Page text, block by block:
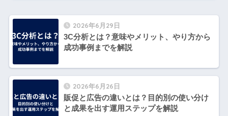
2026年6月29日
3C分析とは？意味やメリット、やり方から
成功事例までを解説
2026年6月26日
販促と広告の違いとは？目的別の使い分け
と成果を出す運用ステップを解説